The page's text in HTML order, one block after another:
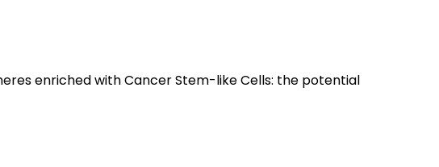
enriched with Cancer Stem-like Cells: the potential